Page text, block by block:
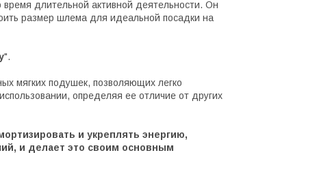
длительной активной деятельности. Он
размер шлема для идеальной посадки на
".
мягких подушек, позволяющих легко
определяя ее отличие от других
и укреплять энергию,
и делает это своим основным